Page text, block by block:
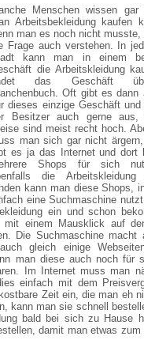
Menschen wissen
Arbeitsbekleidung kaufen
man es noch nicht musste,
Frage auch verstehen. In
kann man in einem
die Arbeitskleidung
das Geschäft
Oft gibt es dann
dieses einzige Geschäft
Besitzer auch gerne aus,
sind meist recht hoch.
man sich gar nicht
es ja das Internet und dort
Shops für sich
die Arbeitskleidung
kann man diese Shops,
eine Suchmaschine
ein und schon
mit einem Mausklick auf
Die Suchmaschine macht
gleich einige
man diese auch noch für
Im Internet muss man
einfach mit dem
Zeit ein, die man eh
kann man sie schnell
bald bei sich zu Hause
damit man etwas zum